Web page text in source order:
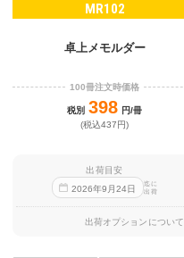
MR102
卓上メモルダー
100冊注文時価格
税別 398 円/冊
(税込437円)
出荷目安
2026年9 月24日
迄に
出荷
出荷オプションについて